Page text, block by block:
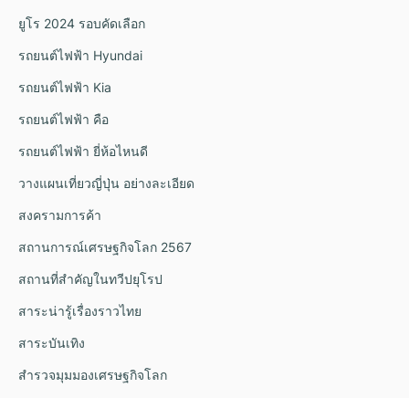
ยูโร 2024 รอบคัดเลือก
รถยนต์ไฟฟ้า Hyundai
รถยนต์ไฟฟ้า Kia
รถยนต์ไฟฟ้า คือ
รถยนต์ไฟฟ้า ยี่ห้อไหนดี
วางแผนเที่ยวญี่ปุ่น อย่างละเอียด
สงครามการค้า
สถานการณ์เศรษฐกิจโลก 2567
สถานที่สำคัญในทวีปยุโรป
สาระน่ารู้เรื่องราวไทย
สาระบันเทิง
สำรวจมุมมองเศรษฐกิจโลก